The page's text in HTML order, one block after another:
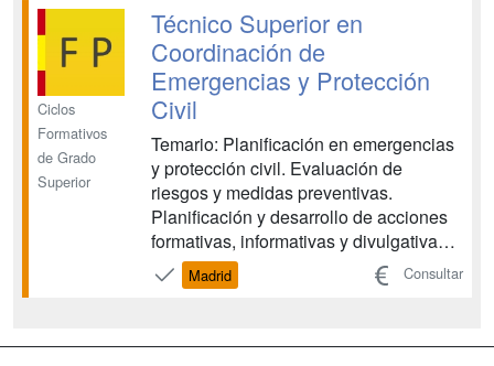
intervención, siempre con el objetivo de
proteger a las...
Ciclos
Formativos
de Grado
Superior
Técnico Superior en
Coordinación de
Emergencias y Protección
Civil
Temario: Planificación en emergencias
y protección civil. Evaluación de
riesgos y medidas preventivas.
Planificación y desarrollo de acciones
formativas, informativas y divulgativas
en protección civil y emergencias.
Supervisión de la intervención en
Madrid Consultar